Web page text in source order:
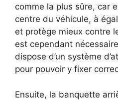
comme la plus sûre, car
centre du véhicule, à
et protège mieux contre
est cependant
dispose d’un système
pour pouvoir y fixer
Ensuite, la banquette